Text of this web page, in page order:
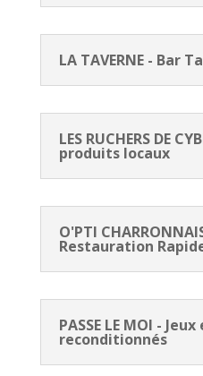
LA TAVERNE - Bar
LES RUCHERS DE
produits locaux
O'PTI
Restauration
PASSE LE MOI -
reconditionnés